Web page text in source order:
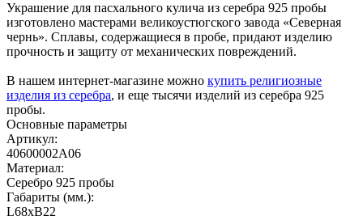
Украшение для пасхального кулича из серебра 925 пробы
изготовлено мастерами великоустюгского завода «Северная
чернь». Сплавы, содержащиеся в пробе, придают изделию
прочность и защиту от механических повреждений.
В нашем интернет-магазине можно купить религиозные
изделия из серебра, и еще тысячи изделий из серебра 925
пробы.
Основные параметры
Артикул:
40600002А06
Материал:
Серебро 925 пробы
Габариты (мм.):
L68хB22